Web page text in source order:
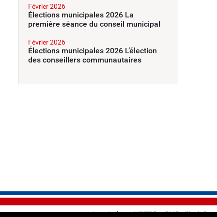
Février 2026
Élections municipales 2026 La
première séance du conseil municipal
Février 2026
Élections municipales 2026 L’élection
des conseillers communautaires
Imaginé parNEFTIS- CMS :Flexit©